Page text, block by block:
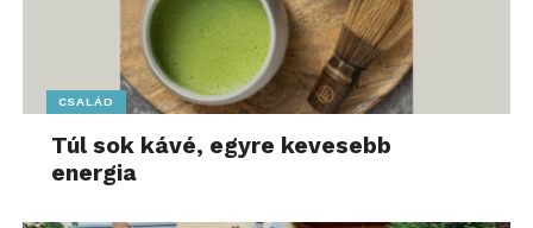
CSALÁD
Túl sok kávé, egyre kevesebb
energia